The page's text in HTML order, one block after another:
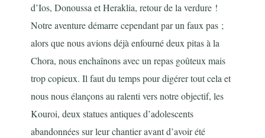
d’Ios, Donoussa et Heraklia, retour de la verdure !
Notre aventure démarre cependant par un faux pas ;
alors que nous avions déjà enfourné deux pitas à la
Chora, nous enchaînons avec un repas goûteux mais
trop copieux. Il faut du temps pour digérer tout cela et
nous nous élançons au ralenti vers notre objectif, les
Kouroi, deux statues antiques d’adolescents
abandonnées sur leur chantier avant d’avoir été